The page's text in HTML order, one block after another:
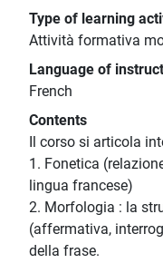
Type of learning
Attività formativa
Language of
French
Contents
Il corso si articola
1. Fonetica
lingua francese)
2. Morfologia : la
(affermativa,
della frase.